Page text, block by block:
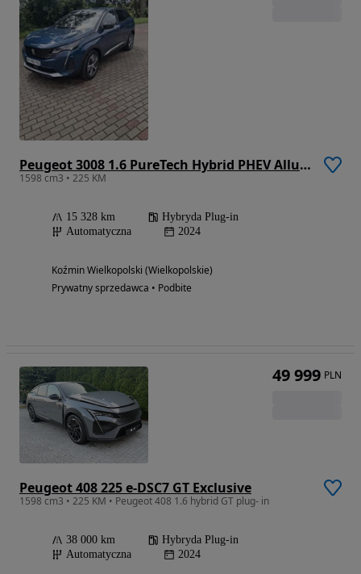
Peugeot 3008 1.6 PureTech Hybrid PHEV Allure S&S EAT8
1598 cm3 • 225 KM
15 328 km
Hybryda Plug-in
Automatyczna
2024
Koźmin Wielkopolski (Wielkopolskie)
Prywatny sprzedawca • Podbite
Peugeot 408 225 e-DSC7 GT Exclusive
1598 cm3 • 225 KM • Peugeot 408 1.6 hybrid GT plug- in
38 000 km
Hybryda Plug-in
Automatyczna
2024
49 999 PLN